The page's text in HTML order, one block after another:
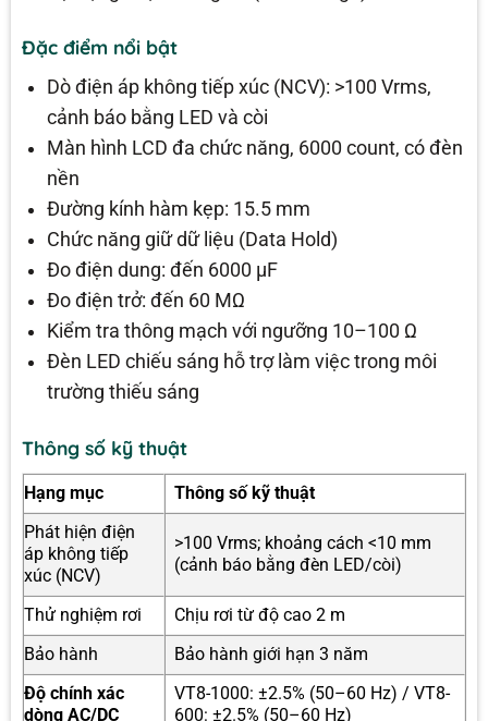
Đặc điểm nổi bật
Dò điện áp không tiếp xúc (NCV): >100 Vrms,
cảnh báo bằng LED và còi
Màn hình LCD đa chức năng, 6000 count, có đèn
nền
Đường kính hàm kẹp: 15.5 mm
Chức năng giữ dữ liệu (Data Hold)
Đo điện dung: đến 6000 µF
Đo điện trở: đến 60 MΩ
Kiểm tra thông mạch với ngưỡng 10–100 Ω
Đèn LED chiếu sáng hỗ trợ làm việc trong môi
trường thiếu sáng
Thông số kỹ thuật
Hạng mục
Thông số kỹ thuật
Phát hiện điện
áp không tiếp
xúc (NCV)
>100 Vrms; khoảng cách <10 mm
(cảnh báo bằng đèn LED/còi)
Thử nghiệm rơi
Chịu rơi từ độ cao 2 m
Bảo hành
Bảo hành giới hạn 3 năm
Độ chính xác
dòng AC/DC
VT8-1000: ±2.5% (50–60 Hz) / VT8-
600: ±2.5% (50–60 Hz)